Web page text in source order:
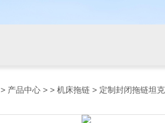
> 产品中心 > > 机床拖链 > 定制封闭拖链坦